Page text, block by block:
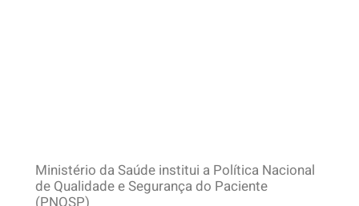
Ministério da Saúde institui a Política Nacional
de Qualidade e Segurança do Paciente